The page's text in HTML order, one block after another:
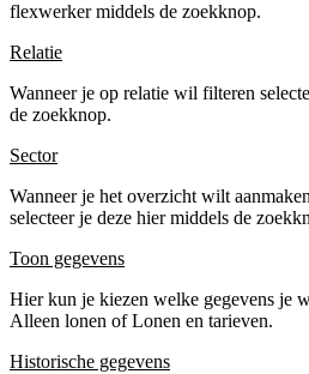
flexwerker middels de zoekknop.
Relatie
Wanneer je op relatie wil filteren
de zoekknop.
Sector
Wanneer je het overzicht wilt
selecteer je deze hier middels de
Toon gegevens
Hier kun je kiezen welke gegevens je
Alleen lonen of Lonen en tarieven.
Historische gegevens